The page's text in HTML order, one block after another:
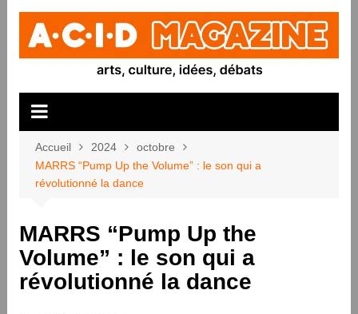
Aller
contenu
Accueil 2024
octobre
MARRS “Pump Up the Volume” : le son qui a
révolutionné la dance
MARRS “Pump Up the
Volume” : le son qui a
révolutionné la dance